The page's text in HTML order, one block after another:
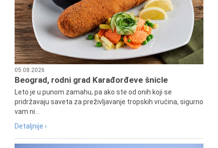
05.08.2026
Beograd, rodni grad Karađorđeve šnicle
Leto je u punom zamahu, pa ako ste od onih koji se
pridržavaju saveta za preživljavanje tropskih vrućina, sigurno
vam ni...
Detaljnije ›